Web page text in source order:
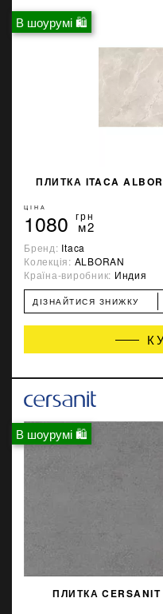
В шоурумі 🛍
ПЛИТКА ITACA
ЦІНА
1080 грн
м2
Бренд: Itaca
Колекція: ALBORAN
Країна-виробник: Индия
ДІЗНАЙТИСЯ ЗНИЖКУ
В шоурумі 🛍
ПЛИТКА CERSANIT